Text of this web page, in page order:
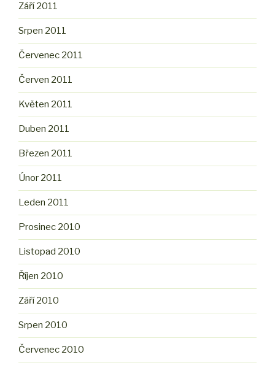
Září 2011
Srpen 2011
Červenec 2011
Červen 2011
Květen 2011
Duben 2011
Březen 2011
Únor 2011
Leden 2011
Prosinec 2010
Listopad 2010
Říjen 2010
Září 2010
Srpen 2010
Červenec 2010